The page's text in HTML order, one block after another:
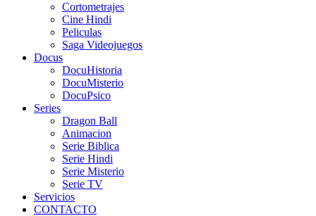
Cortometrajes
Cine Hindi
Peliculas
Saga Videojuegos
Docus
DocuHistoria
DocuMisterio
DocuPsico
Series
Dragon Ball
Animacion
Serie Biblica
Serie Hindi
Serie Misterio
Serie TV
Servicios
CONTACTO